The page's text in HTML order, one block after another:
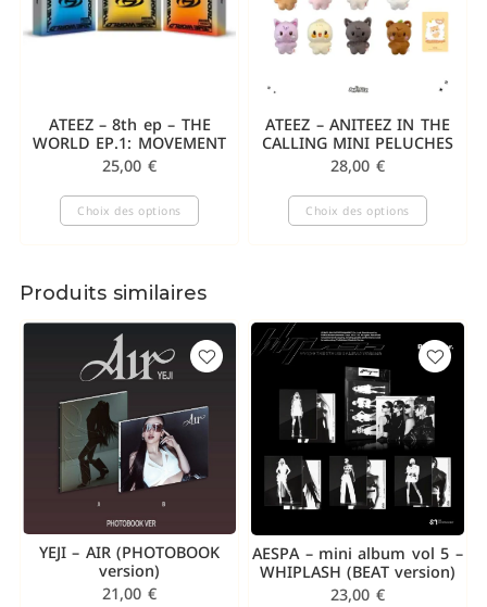
ATEEZ – 8th ep – THE
WORLD EP.1: MOVEMENT
25,00 €
Choix des options
ATEEZ – ANITEEZ IN THE
CALLING MINI PELUCHES
28,00 €
Choix des options
Produits similaires
YEJI – AIR (PHOTOBOOK
version)
21,00 €
AESPA – mini album vol 5 –
WHIPLASH (BEAT version)
23,00 €